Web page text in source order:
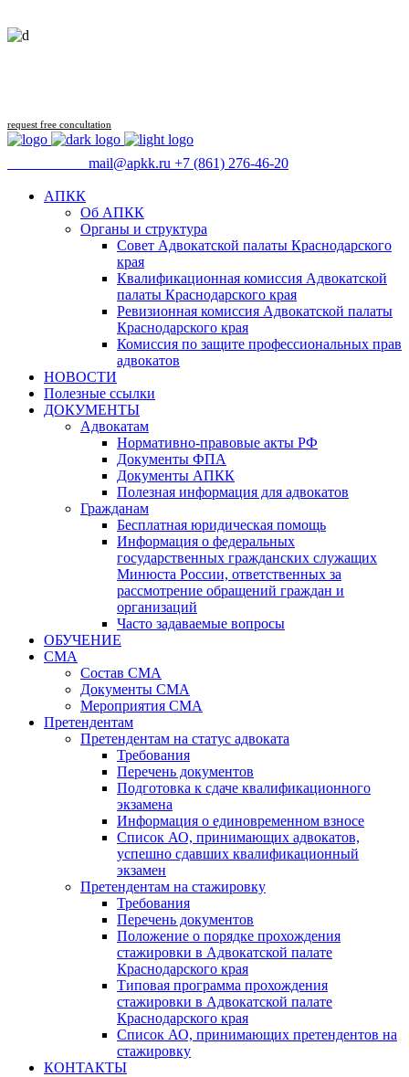
request free concultation
mail@apkk.ru +7 (861) 276-46-20
АПКК
Об АПКК
Органы и структура
Совет Адвокатской палаты Краснодарского
края
Квалификационная комиссия Адвокатской
палаты Краснодарского края
Ревизионная комиссия Адвокатской палаты
Краснодарского края
Комиссия по защите профессиональных прав
адвокатов
НОВОСТИ
Полезные ссылки
ДОКУМЕНТЫ
Адвокатам
Нормативно-правовые акты РФ
Документы ФПА
Документы АПКК
Полезная информация для адвокатов
Гражданам
Бесплатная юридическая помощь
Информация о федеральных
государственных гражданских служащих
Минюста России, ответственных за
рассмотрение обращений граждан и
организаций
Часто задаваемые вопросы
ОБУЧЕНИЕ
СМА
Состав СМА
Документы СМА
Мероприятия СМА
Претендентам
Претендентам на статус адвоката
Требования
Перечень документов
Подготовка к сдаче квалификационного
экзамена
Информация о единовременном взносе
Список АО, принимающих адвокатов,
успешно сдавших квалификационный
экзамен
Претендентам на стажировку
Требования
Перечень документов
Положение о порядке прохождения
стажировки в Адвокатской палате
Краснодарского края
Типовая программа прохождения
стажировки в Адвокатской палате
Краснодарского края
Список АО, принимающих претендентов на
стажировку
КОНТАКТЫ